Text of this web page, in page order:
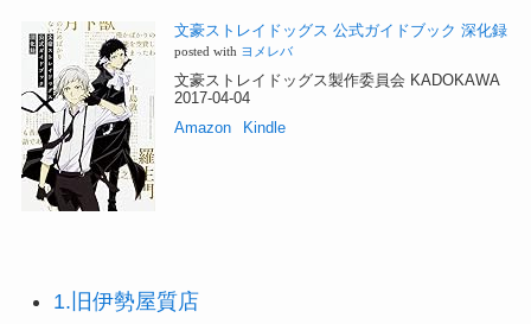
文豪ストレイドッグス 公式ガイドブック 深化録
posted with ヨメレバ
文豪ストレイドッグス製作委員会 KADOKAWA
2017-04-04
Amazon
Kindle
1.旧伊勢屋質店